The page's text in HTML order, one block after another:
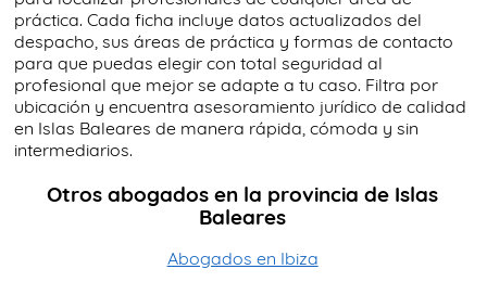
práctica. Cada ficha incluye datos actualizados del
despacho, sus áreas de práctica y formas de contacto
para que puedas elegir con total seguridad al
profesional que mejor se adapte a tu caso. Filtra por
ubicación y encuentra asesoramiento jurídico de calidad
en Islas Baleares de manera rápida, cómoda y sin
intermediarios.
Otros abogados en la provincia de Islas
Baleares
Abogados en Ibiza